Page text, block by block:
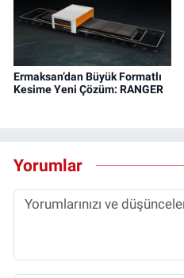
Ermaksan’dan Büyük Formatlı
Kesime Yeni Çözüm: RANGER
Yorumlar